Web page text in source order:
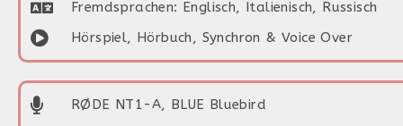
Fremdsprachen: Englisch, Italienisch, Russisch
Hörspiel, Hörbuch, Synchron & Voice Over
RØDE NT1-A, BLUE Bluebird